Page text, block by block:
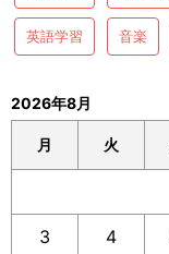
英語学習 音楽
2026年8月
月 火
3 4